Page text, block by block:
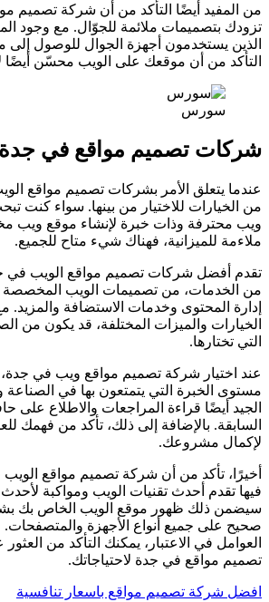
من المفيد أيضًا التأكد من أن شركة تصميم
تزودك بتصميمات ملائمة للجوّال. مع وجود
الذين يستخدمون أجهزة الجوال للوصول إلى
التأكد من أن موقعك على الويب محسّن أيضًا
سورس
شركات تصميم مواقع في جدة
عندما يتعلق الأمر بشركات تصميم مواقع
من الخيارات للاختيار من بينها. سواء كنت
ويب محترفة وذات خبرة لإنشاء موقع ويب
ملاءمة للميزانية، فهناك شيء متاح للجميع.
تقدم أفضل شركات تصميم مواقع الويب في
من الخدمات، من تصميمات الويب المخصصة
إدارة المحتوى وخدمات الاستضافة والمزيد.
الخيارات والميزات المختلفة، قد يكون من
التي تختارها.
عند اختيار شركة تصميم مواقع ويب في
مستوى الخبرة التي يتمتعون بها في
الجيد أيضًا قراءة المراجعات والاطلاع على
السابقة. بالإضافة إلى ذلك، تأكد من فهمك
لإكمال مشروعك.
أخيرًا، تأكد من أن شركة تصميم مواقع
فيها تقدم أحدث تقنيات الويب ومواكبة
سيضمن ذلك ظهور موقع الويب الخاص بك
صحيح على جميع أنواع الأجهزة
العوامل في الاعتبار، يمكنك التأكد من
تصميم مواقع في جدة لاحتياجاتك.
افضل شركة تصميم مواقع باسعار تنافسية